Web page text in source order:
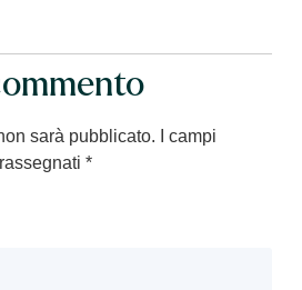
sarà pubblicato.
I campi
*